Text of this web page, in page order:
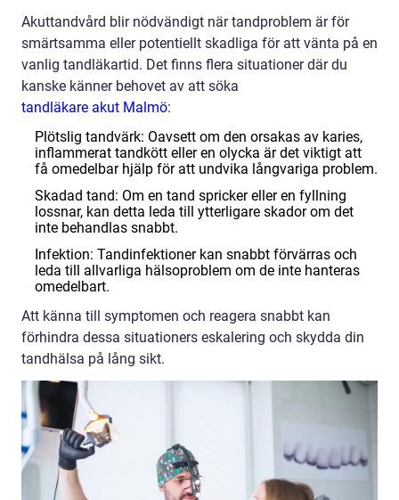
Akuttandvård blir nödvändigt när tandproblem är för
smärtsamma eller potentiellt skadliga för att vänta på en
vanlig tandläkartid. Det finns flera situationer där du
kanske känner behovet av att söka
tandläkare akut Malmö:
Plötslig tandvärk: Oavsett om den orsakas av karies,
inflammerat tandkött eller en olycka är det viktigt att
få omedelbar hjälp för att undvika långvariga problem.
Skadad tand: Om en tand spricker eller en fyllning
lossnar, kan detta leda till ytterligare skador om det
inte behandlas snabbt.
Infektion: Tandinfektioner kan snabbt förvärras och
leda till allvarliga hälsoproblem om de inte hanteras
omedelbart.
Att känna till symptomen och reagera snabbt kan
förhindra dessa situationers eskalering och skydda din
tandhälsa på lång sikt.